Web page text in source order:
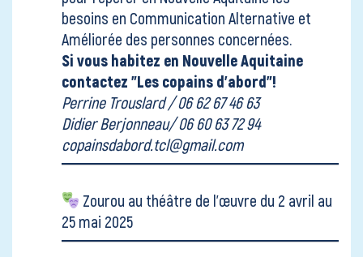
besoins en Communication Alternative et
Améliorée des personnes concernées.
Si vous habitez en Nouvelle Aquitaine
contactez "Les copains d'abord"!
Perrine Trouslard / 06 62 67 46 63
Didier Berjonneau/ 06 60 63 72 94
copainsdabord.tcl@gmail.com
Zourou au théâtre de l'œuvre du 2 avril au
25 mai 2025